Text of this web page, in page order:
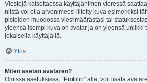
Viestejä katsottaessa käyttäjänimen vieressä
niistä voi olla arvonimeesi liitetty kuva esimerkiksi
pisteiden muodossa viestimäärästäsi tai
yleensä isompi kuva on avatar ja on yleensä uniikki
jokaisella käyttäjällä.
Ylös
Miten asetan avataren?
Omissa asetuksissa, “Profiilin” alla, voit lisätä